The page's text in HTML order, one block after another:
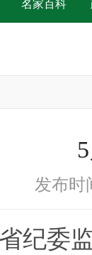
名家百科
发布时
纪委